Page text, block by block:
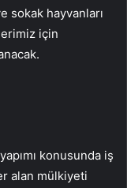
sokak hayvanları
için
konusunda iş
alan mülkiyeti